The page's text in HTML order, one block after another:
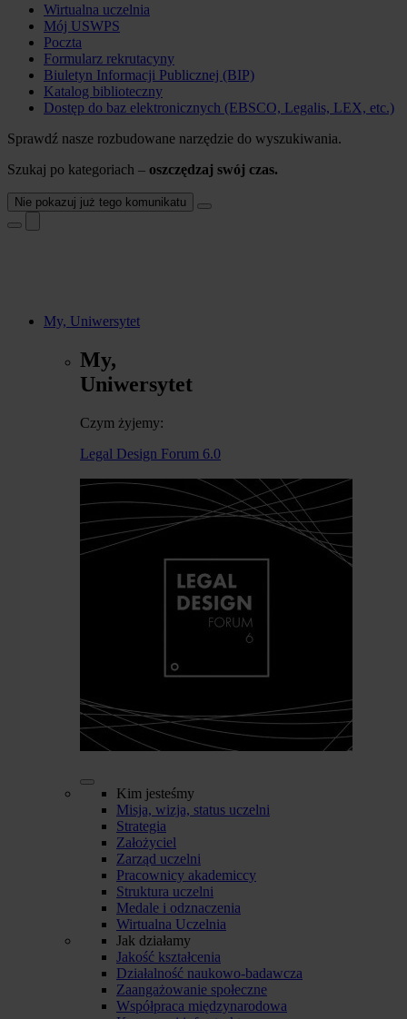
Wirtualna uczelnia
Mój USWPS
Poczta
Formularz rekrutacyny
Biuletyn Informacji Publicznej (BIP)
Katalog biblioteczny
Dostęp do baz elektronicznych (EBSCO, Legalis, LEX, etc.)
Sprawdź nasze rozbudowane narzędzie do wyszukiwania.
Szukaj po kategoriach – oszczędzaj swój czas.
Nie pokazuj już tego komunikatu
My, Uniwersytet
My,
Uniwersytet
Czym żyjemy:
Legal Design Forum 6.0
Kim jesteśmy
Misja, wizja, status uczelni
Strategia
Założyciel
Zarząd uczelni
Pracownicy akademiccy
Struktura uczelni
Medale i odznaczenia
Wirtualna Uczelnia
Jak działamy
Jakość kształcenia
Działalność naukowo-badawcza
Zaangażowanie społeczne
Współpraca międzynarodowa